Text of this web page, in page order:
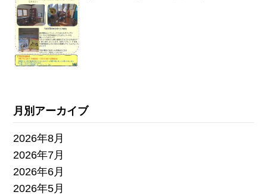
月別アーカイブ
2026年8月
2026年7月
2026年6月
2026年5月